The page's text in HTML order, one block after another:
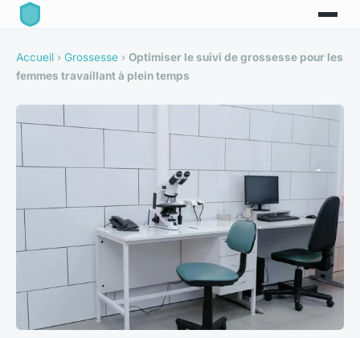
Accueil › Grossesse › Optimiser le suivi de grossesse pour les
femmes travaillant à plein temps